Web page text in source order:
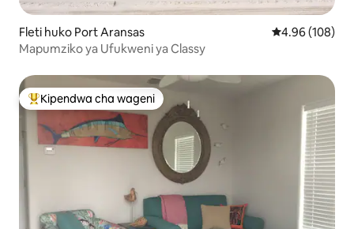
Fleti huko Port Aransas Ukadiriaji wa
4.96 (108)
Mapumziko ya Ufukweni ya Classy
Kipendwa maarufu cha wageni
Kipendwa cha wageni